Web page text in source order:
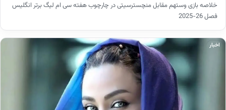
خلاصه بازی وستهم مقابل منچسترسیتی در چارچوب هفته سی ام لیگ برتر انگلیس
فصل 26-2025
اخبار